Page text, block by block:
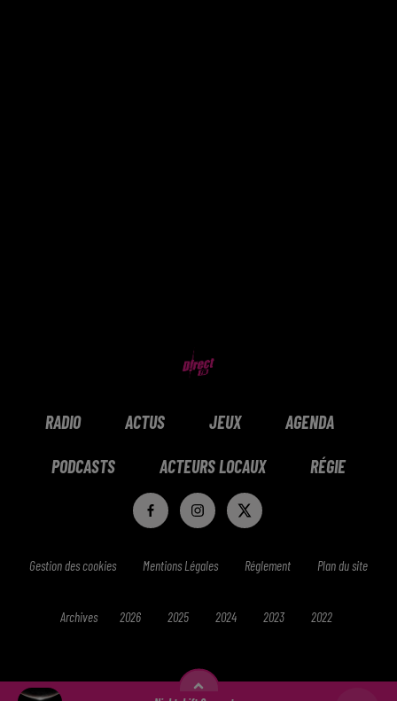
RADIO ACTUS JEUX AGENDA
PODCASTS ACTEURS LOCAUX RÉGIE
Gestion des cookies Mentions Légales Réglement Plan du site
Archives 2026 2025 2024 2023 2022